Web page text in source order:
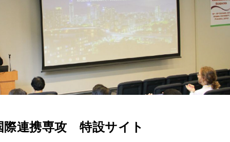
際連携専攻 特設サイト